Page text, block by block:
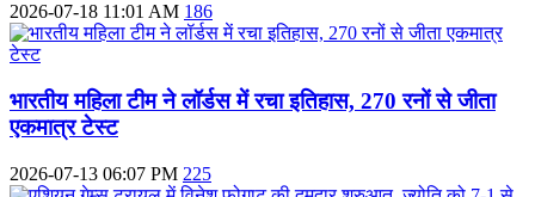
2026-07-18 11:01 AM 186
भारतीय महिला टीम ने लॉर्डस में रचा इतिहास, 270 रनों से जीता
एकमात्र टेस्ट
2026-07-13 06:07 PM 225